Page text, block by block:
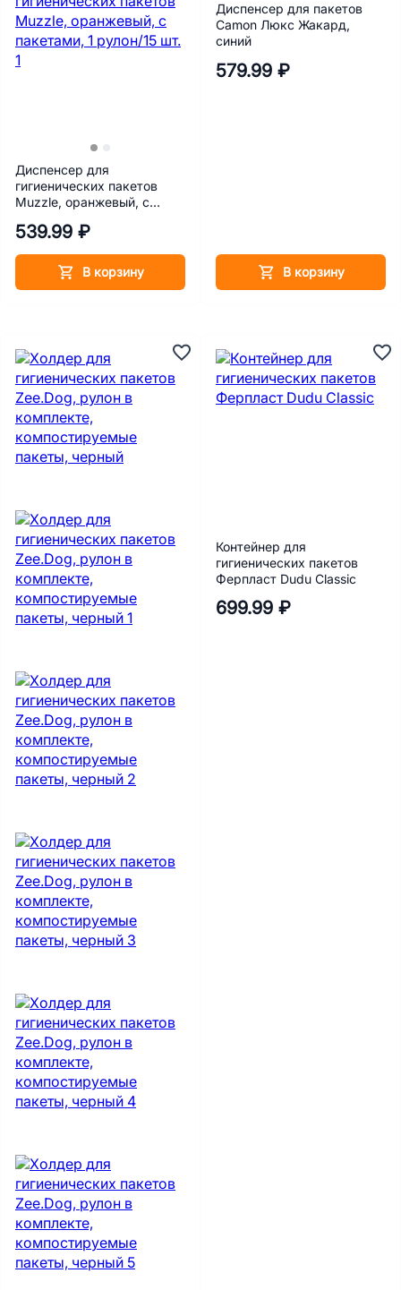
Диспенсер для
гигиенических пакетов
Muzzle, оранжевый, с
539.99 ₽
В корзину
Диспенсер для пакетов
Camon Люкс Жакард,
синий
579.99 ₽
В корзину
Контейнер для
гигиенических пакетов
Ферпласт Dudu Classic
699.99 ₽